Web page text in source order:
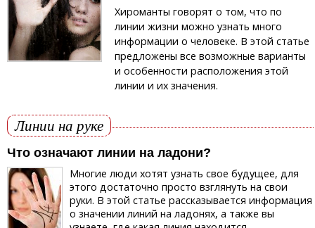
Хироманты говорят о том, что по
линии жизни можно узнать много
информации о человеке. В этой статье
предложены все возможные варианты
и особенности расположения этой
линии и их значения.
Линии на руке
Что означают линии на ладони?
Многие люди хотят узнать свое будущее, для
этого достаточно просто взглянуть на свои
руки. В этой статье рассказывается информация
о значении линий на ладонях, а также вы